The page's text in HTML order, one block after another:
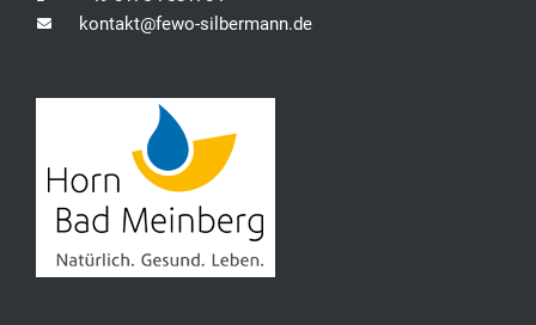
kontakt@fewo-silbermann.de